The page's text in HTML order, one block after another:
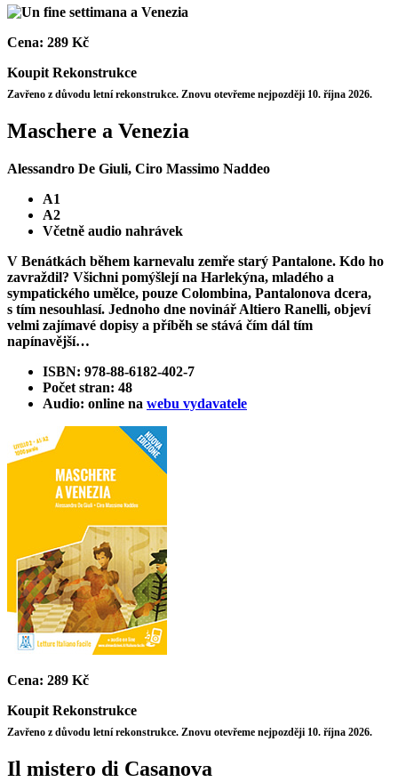
Cena: 289 Kč
Koupit Rekonstrukce
Zavřeno z důvodu letní rekonstrukce. Znovu otevřeme nejpozději 10. října 2026.
Maschere a Venezia
Alessandro De Giuli, Ciro Massimo Naddeo
A1
A2
Včetně audio nahrávek
V Benátkách během karnevalu zemře starý Pantalone. Kdo ho
zavraždil? Všichni pomýšlejí na Harlekýna, mladého a
sympatického umělce, pouze Colombina, Pantalonova dcera,
s tím nesouhlasí. Jednoho dne novinář Altiero Ranelli, objeví
velmi zajímavé dopisy a příběh se stává čím dál tím
napínavější…
ISBN: 978-88-6182-402-7
Počet stran: 48
Audio: online na webu vydavatele
Cena: 289 Kč
Koupit Rekonstrukce
Zavřeno z důvodu letní rekonstrukce. Znovu otevřeme nejpozději 10. října 2026.
Il mistero di Casanova